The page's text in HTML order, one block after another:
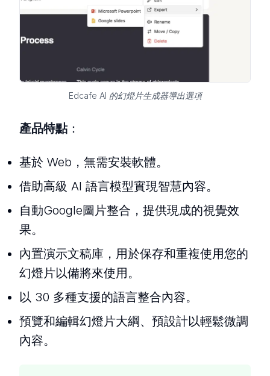
Edcafe AI 的幻燈片生成器導出選項
產品特點：
基於 Web，無需安裝軟體。
借助高級 AI 語言模型實現智慧內容。
自動Google圖片整合，提供現成的視覺效
果。
內置演示文稿庫，用於保存和重複使用您的
幻燈片以備將來使用。
以 30 多種支援的語言整合內容。
預覽和編輯幻燈片大綱、預設計以輕鬆微調
內容。